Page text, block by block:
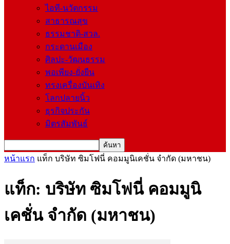
ไอที-นวัตกรรม
สาธารณสุข
ธรรมชาติ-สวล.
กระดานเมือง
ศิลปะ-วัฒนธรรม
พอเพียง-ยั่งยืน
ทรงเครื่องบันเทิง
โลกปลายนิ้ว
ธุรกิจประกัน
มิตรสัมพันธ์
หน้าแรก แท็ก บริษัท ซิมโฟนี่ คอมมูนิเคชั่น จำกัด (มหาชน)
แท็ก: บริษัท ซิมโฟนี่ คอมมูนิ
เคชั่น จำกัด (มหาชน)